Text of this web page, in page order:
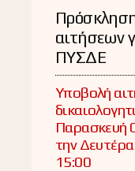
αιτήσεων
ΠΥΣΔΕ
Υποβολή
Παρασκευή
την
15:00